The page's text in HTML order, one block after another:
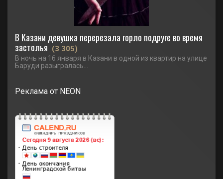
В Казани девушка перерезала горло подруге во время
застолья (3 305)
В ночь на 16 января в Казани в одной из квартир на улице
Баруди разыгралась...
Реклама от NEON